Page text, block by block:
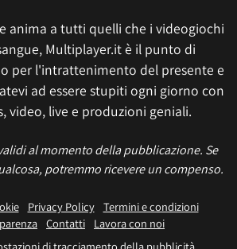
anima a tutti quelli che i videogiochi
Multiplayer.it è il punto di
per l'intrattenimento del presente e
ad essere stupiti ogni giorno con
video, live e produzioni geniali.
al momento della pubblicazione. Se
potremmo ricevere un compenso.
Privacy Policy
Termini e condizioni
Contatti
Lavora con noi